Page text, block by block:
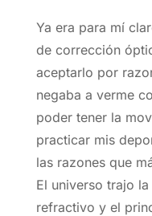
Ya era para mí
de corrección
aceptarlo por
negaba a verme
poder tener la
practicar mis
las razones que
El universo trajo
refractivo y el